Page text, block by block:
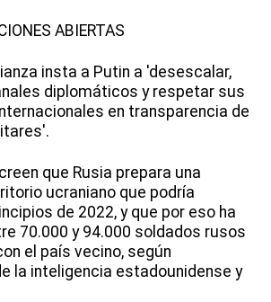
ABIERTAS
insta a Putin a 'desescalar,
diplomáticos y respetar sus
en transparencia de
creen que Rusia prepara una
ucraniano que podría
de 2022, y que por eso ha
70.000 y 94.000 soldados rusos
el país vecino, según
la inteligencia estadounidense y